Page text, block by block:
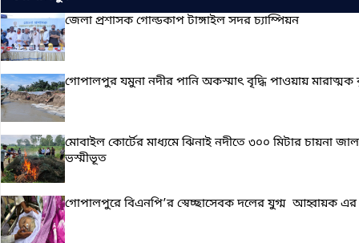
জেলা প্রশাসক গোল্ডকাপ টাঙ্গাইল সদর চ্যাম্পিয়ন
গোপালপুর যমুনা নদীর পানি অকস্মাৎ বৃদ্ধি পাওয়ায় মারাত্মক
মোবাইল কোর্টের মাধ্যমে ঝিনাই নদীতে ৩০০ মিটার চায়না
ভস্মীভূত
গোপালপুরে বিএনপি’র স্বেচ্ছাসেবক দলের যুগ্ম আহ্বায়ক এর